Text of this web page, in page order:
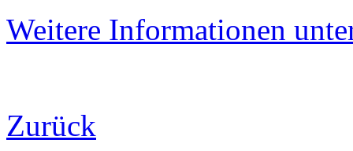
Weitere Informationen
Zurück